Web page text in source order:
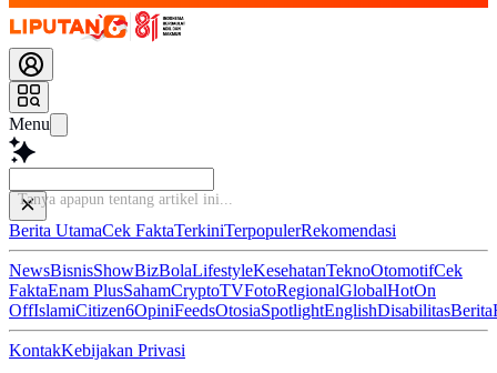
Menu
Tanya
Berita UtamaCek FaktaTerkiniTerpopulerRekomendasi
NewsBisnisShowBizBolaLifestyleKesehatanTeknoOtomotifCek
FaktaEnam PlusSahamCryptoTVFotoRegionalGlobalHotOn
OffIslamiCitizen6OpiniFeedsOtosiaSpotlightEnglishDisabilitasBerita
KontakKebijakan Privasi